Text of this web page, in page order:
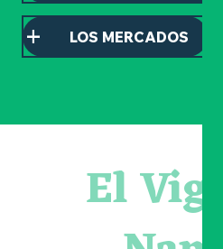
LOS MERCADOS
Escapade en Muscadet au
Visite guidée « Histoire d'un
« Veduta, les palais oubliés
Le bleu dans tous ses états
El